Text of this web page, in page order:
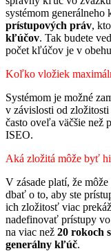
systémom
prístupových práv,
kľúčov. Tak budete
počet kľúčov je v
Koľko vložiek
Systémom je možné
v závislosti od
často oveľa väčšie než
ISEO.
Aká zložitá môže byť
V zásade platí, že
dbať o to, aby ste
ich zložitosť viac
nadefinovať prístupy
na viac než 20 rokoch
generálny kľúč.